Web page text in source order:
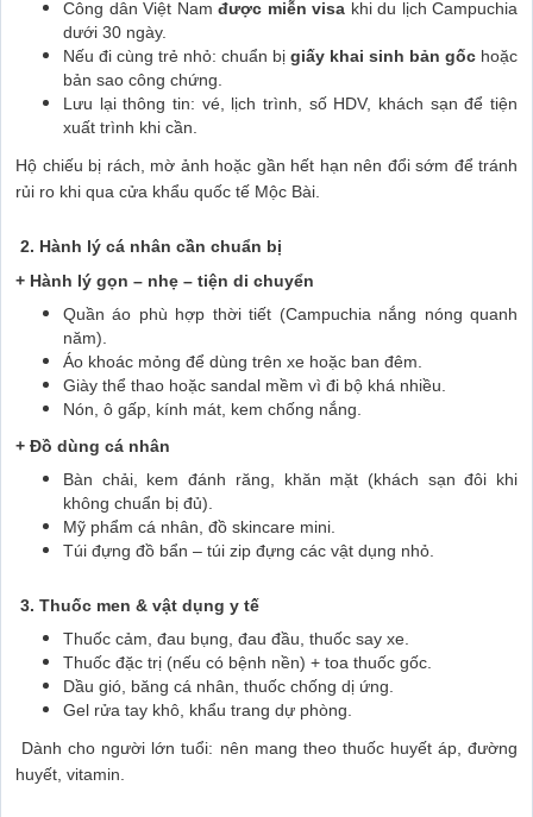
Công dân Việt Nam được miễn visa khi du lịch Campuchia
dưới 30 ngày.
Nếu đi cùng trẻ nhỏ: chuẩn bị giấy khai sinh bản gốc hoặc
bản sao công chứng.
Lưu lại thông tin: vé, lịch trình, số HDV, khách sạn để tiện
xuất trình khi cần.
Hộ chiếu bị rách, mờ ảnh hoặc gần hết hạn nên đổi sớm để tránh
rủi ro khi qua cửa khẩu quốc tế Mộc Bài.
2. Hành lý cá nhân cần chuẩn bị
+ Hành lý gọn – nhẹ – tiện di chuyển
Quần áo phù hợp thời tiết (Campuchia nắng nóng quanh
năm).
Áo khoác mỏng để dùng trên xe hoặc ban đêm.
Giày thể thao hoặc sandal mềm vì đi bộ khá nhiều.
Nón, ô gấp, kính mát, kem chống nắng.
+ Đồ dùng cá nhân
Bàn chải, kem đánh răng, khăn mặt (khách sạn đôi khi
không chuẩn bị đủ).
Mỹ phẩm cá nhân, đồ skincare mini.
Túi đựng đồ bẩn – túi zip đựng các vật dụng nhỏ.
3. Thuốc men & vật dụng y tế
Thuốc cảm, đau bụng, đau đầu, thuốc say xe.
Thuốc đặc trị (nếu có bệnh nền) + toa thuốc gốc.
Dầu gió, băng cá nhân, thuốc chống dị ứng.
Gel rửa tay khô, khẩu trang dự phòng.
Dành cho người lớn tuổi: nên mang theo thuốc huyết áp, đường
huyết, vitamin.